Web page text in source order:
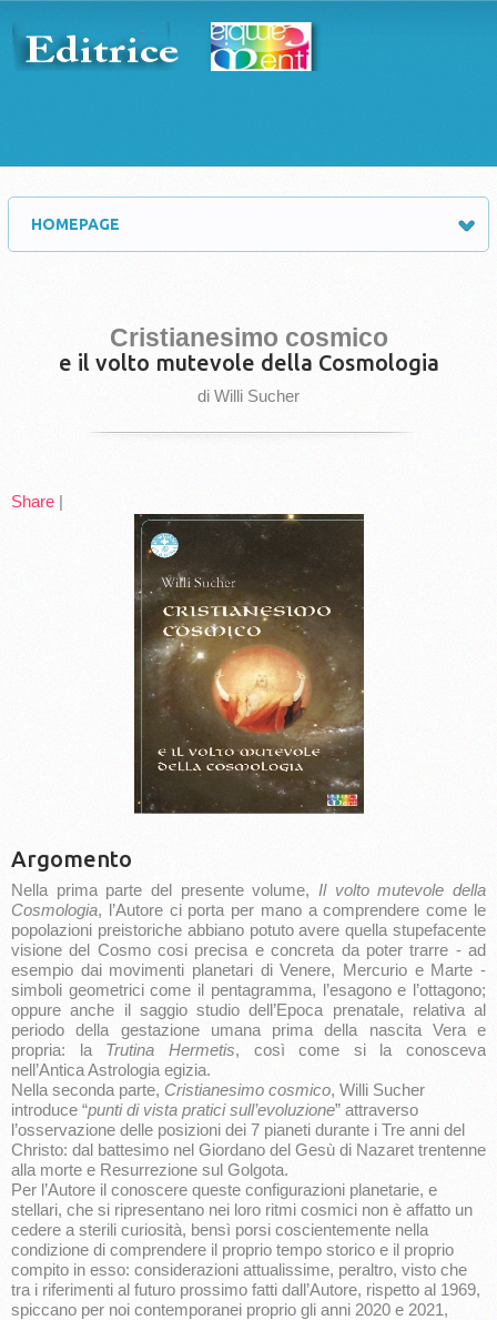
HOMEPAGE
Cristianesimo cosmico
e il volto mutevole della Cosmologia
di Willi Sucher
Share |
Argomento
Nella prima parte del presente volume, Il volto mutevole della
Cosmologia, l’Autore ci porta per mano a comprendere come le
popolazioni preistoriche abbiano potuto avere quella stupefacente
visione del Cosmo cosi precisa e concreta da poter trarre - ad
esempio dai movimenti planetari di Venere, Mercurio e Marte -
simboli geometrici come il pentagramma, l’esagono e l’ottagono;
oppure anche il saggio studio dell’Epoca prenatale, relativa al
periodo della gestazione umana prima della nascita Vera e
propria: la Trutina Hermetis, così come si la conosceva
nell’Antica Astrologia egizia.
Nella seconda parte, Cristianesimo cosmico, Willi Sucher
introduce “punti di vista pratici sull’evoluzione” attraverso
l’osservazione delle posizioni dei 7 pianeti durante i Tre anni del
Christo: dal battesimo nel Giordano del Gesù di Nazaret trentenne
alla morte e Resurrezione sul Golgota.
Per l’Autore il conoscere queste configurazioni planetarie, e
stellari, che si ripresentano nei loro ritmi cosmici non è affatto un
cedere a sterili curiosità, bensì porsi coscientemente nella
condizione di comprendere il proprio tempo storico e il proprio
compito in esso: considerazioni attualissime, peraltro, visto che
tra i riferimenti al futuro prossimo fatti dall’Autore, rispetto al 1969,
spiccano per noi contemporanei proprio gli anni 2020 e 2021,